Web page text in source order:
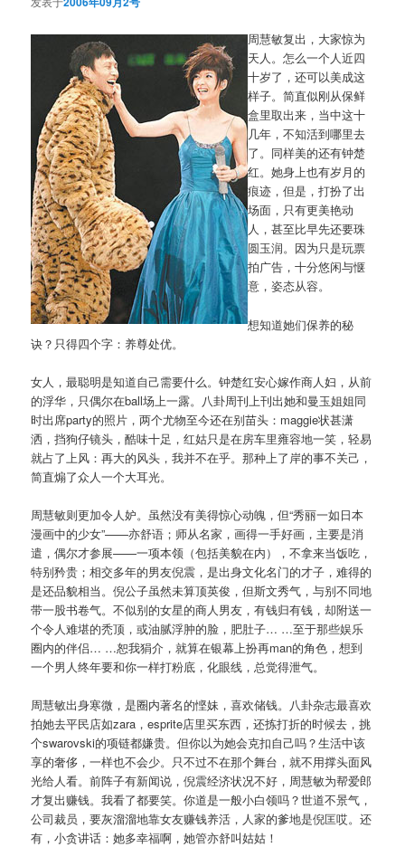
周慧敏复出，大家惊为
天人。怎么一个人近四
十岁了，还可以美成这
样子。简直似刚从保鲜
盒里取出来，当中这十
几年，不知活到哪里去
了。同样美的还有钟楚
红。她身上也有岁月的
痕迹，但是，打扮了出
场面，只有更美艳动
人，甚至比早先还要珠
圆玉润。因为只是玩票
拍广告，十分悠闲与惬
意，姿态从容。
想知道她们保养的秘
诀？只得四个字：养尊处优。
女人，最聪明是知道自己需要什么。钟楚红安心嫁作商人妇，从前
的浮华，只偶尔在ball场上一露。八卦周刊上刊出她和曼玉姐姐同
时出席party的照片，两个尤物至今还在别苗头：maggie状甚潇
洒，挡狗仔镜头，酷味十足，红姑只是在房车里雍容地一笑，轻易
就占了上风：再大的风头，我并不在乎。那种上了岸的事不关己，
简直煽了众人一个大耳光。
周慧敏则更加令人妒。虽然没有美得惊心动魄，但“秀丽一如日本
漫画中的少女”——亦舒语；师从名家，画得一手好画，主要是消
遣，偶尔才参展——一项本领（包括美貌在内），不拿来当饭吃，
特别矜贵；相交多年的男友倪震，是出身文化名门的才子，难得的
是还品貌相当。倪公子虽然未算顶英俊，但斯文秀气，与别不同地
带一股书卷气。不似别的女星的商人男友，有钱归有钱，却附送一
个令人难堪的秃顶，或油腻浮肿的脸，肥肚子… …至于那些娱乐
圈内的伴侣… …恕我狷介，就算在银幕上扮再man的角色，想到
一个男人终年要和你一样打粉底，化眼线，总觉得泄气。
周慧敏出身寒微，是圈内著名的悭妹，喜欢储钱。八卦杂志最喜欢
拍她去平民店如zara，esprite店里买东西，还拣打折的时候去，挑
个swarovski的项链都嫌贵。但你以为她会克扣自己吗？生活中该
享的奢侈，一样也不会少。只不过不在那个舞台，就不用撑头面风
光给人看。前阵子有新闻说，倪震经济状况不好，周慧敏为帮爱郎
才复出赚钱。我看了都要笑。你道是一般小白领吗？世道不景气，
公司裁员，要灰溜溜地靠女友赚钱养活，人家的爹地是倪匡哎。还
有，小贪讲话：她多幸福啊，她管亦舒叫姑姑！